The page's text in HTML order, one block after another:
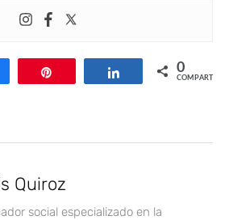
Compartir Compartir0
COMPARTIR
Quiroz
social especializado en la